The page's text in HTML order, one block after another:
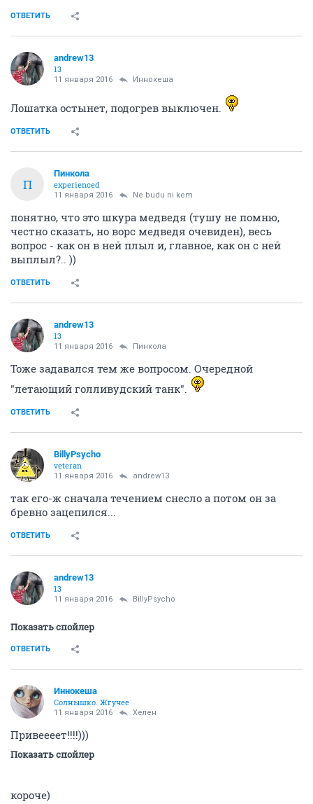
ОТВЕТИТЬ
andrew13
13
11 января 2016 Иннокеша
Лошатка остынет, подогрев выключен.
ОТВЕТИТЬ
П
Пинкола
experienced
11 января 2016 Ne budu ni kem
понятно, что это шкура медведя (тушу не помню,
честно сказать, но ворс медведя очевиден), весь
вопрос - как он в ней плыл и, главное, как он с ней
выплыл?.. ))
ОТВЕТИТЬ
andrew13
13
11 января 2016 Пинкола
Тоже задавался тем же вопросом. Очередной
"летающий голливудский танк".
ОТВЕТИТЬ
BillyPsycho
veteran
11 января 2016 andrew13
так его-ж сначала течением снесло а потом он за
бревно зацепился...
ОТВЕТИТЬ
andrew13
13
11 января 2016 BillyPsycho
Показать спойлер
ОТВЕТИТЬ
Иннокеша
Солнышко. Жгучее
11 января 2016 Хелен
Привеееет!!!!)))
Показать спойлер
короче)